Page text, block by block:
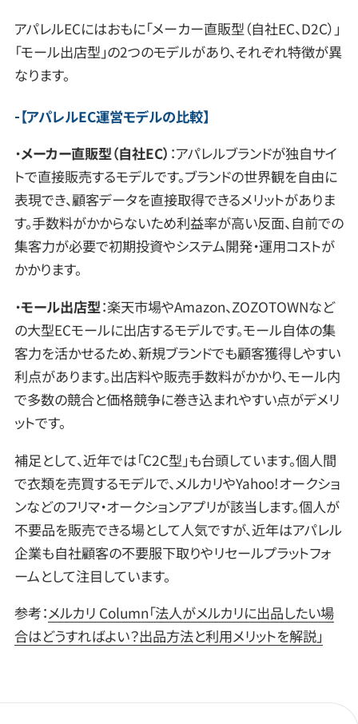
アパレルECにはおもに「メーカー直販型（自社EC、D2C）」
「モール出店型」の2つのモデルがあり、それぞれ特徴が異
なります。
【アパレルEC運営モデルの比較】
・メーカー直販型（自社EC） ：アパレルブランドが独自サイ
トで直接販売するモデルです。ブランドの世界観を自由に
表現でき、顧客データを直接取得できるメリットがありま
す。手数料がかからないため利益率が高い反面、自前での
集客力が必要で初期投資やシステム開発・運用コストが
かかります。
・モール出店型：楽天市場やAmazon、ZOZOTOWNなど
の大型ECモールに出店するモデルです。モール自体の集
客力を活かせるため、新規ブランドでも顧客獲得しやすい
利点があります。出店料や販売手数料がかかり、モール内
で多数の競合と価格競争に巻き込まれやすい点がデメリ
ットです。
補足として、近年では「C2C型」も台頭しています。個人間
で衣類を売買するモデルで、メルカリやYahoo!オークショ
ンなどのフリマ・オークションアプリが該当します。個人が
不要品を販売できる場として人気ですが、近年はアパレル
企業も自社顧客の不要服下取りやリセールプラットフォ
ームとして注目しています。
参考：メルカリ Column「法人がメルカリに出品したい場
合はどうすればよい？出品方法と利用メリットを解説」